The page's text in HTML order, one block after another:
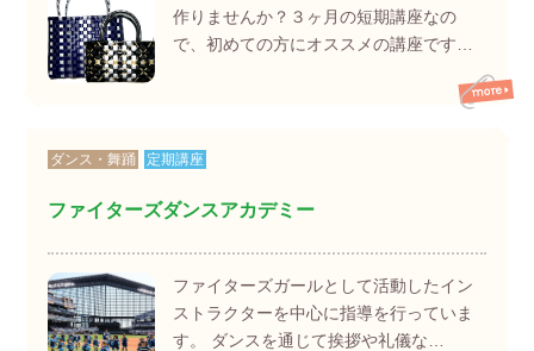
作りませんか？３ヶ月の短期講座なの
で、初めての方にオススメの講座です…
ダンス・舞踊 定期講座
ファイターズダンスアカデミー
ファイターズガールとして活動したイン
ストラクターを中心に指導を行っていま
す。 ダンスを通じて挨拶や礼儀な…